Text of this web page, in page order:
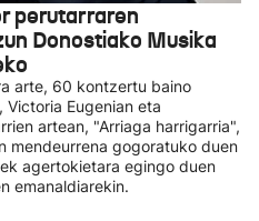
perutarraren
Donostiako Musika
arte, 60 kontzertu baino
Eugenian eta
artean, "Arriaga harrigarria",
mendeurrena gogoratuko duen
agertokietara egingo duen
emanaldiarekin.